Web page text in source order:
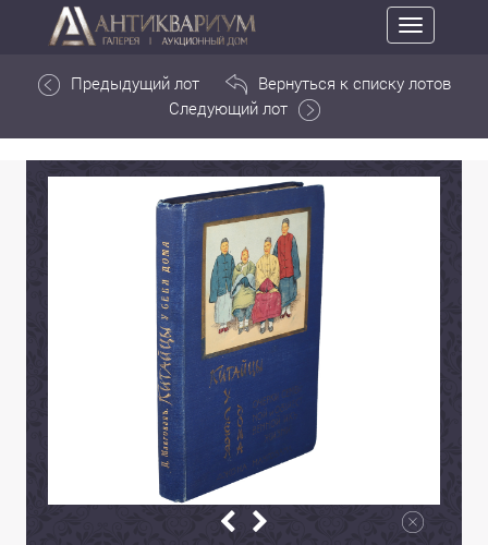
Toggle
navigation
Предыдущий лот
Вернуться к списку лотов
Следующий лот